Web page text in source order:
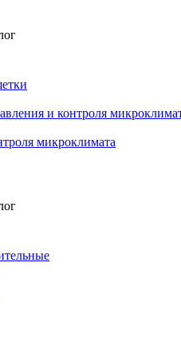
и контроля
микроклимата